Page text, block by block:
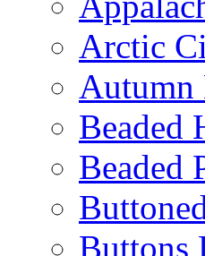
Arctic
Autumn
Beaded
Beaded
Buttons